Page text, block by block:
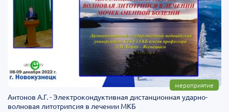
мероприятие
Антонов А.Г. - Электрокондуктивная дистанционная ударно-
волновая литотрипсия в лечении МКБ